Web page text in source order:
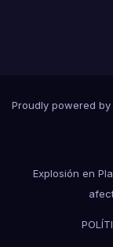
Proudly powered by
Explosión en